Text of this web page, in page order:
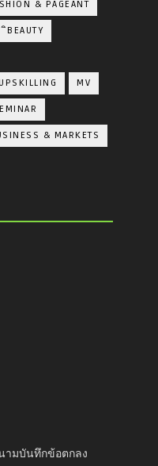
& PAGEANT
ิBEAUTY
UPSKILLING MV
& MARKETS
ามบันทึกข้อตกลง